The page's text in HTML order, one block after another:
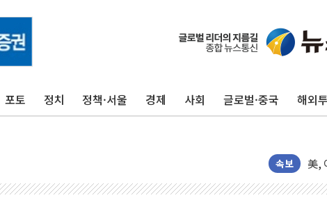
포토 정치 정책·서울 경제 사회 글로벌·중국 해외
속보
김
[
[속
이
강
폐